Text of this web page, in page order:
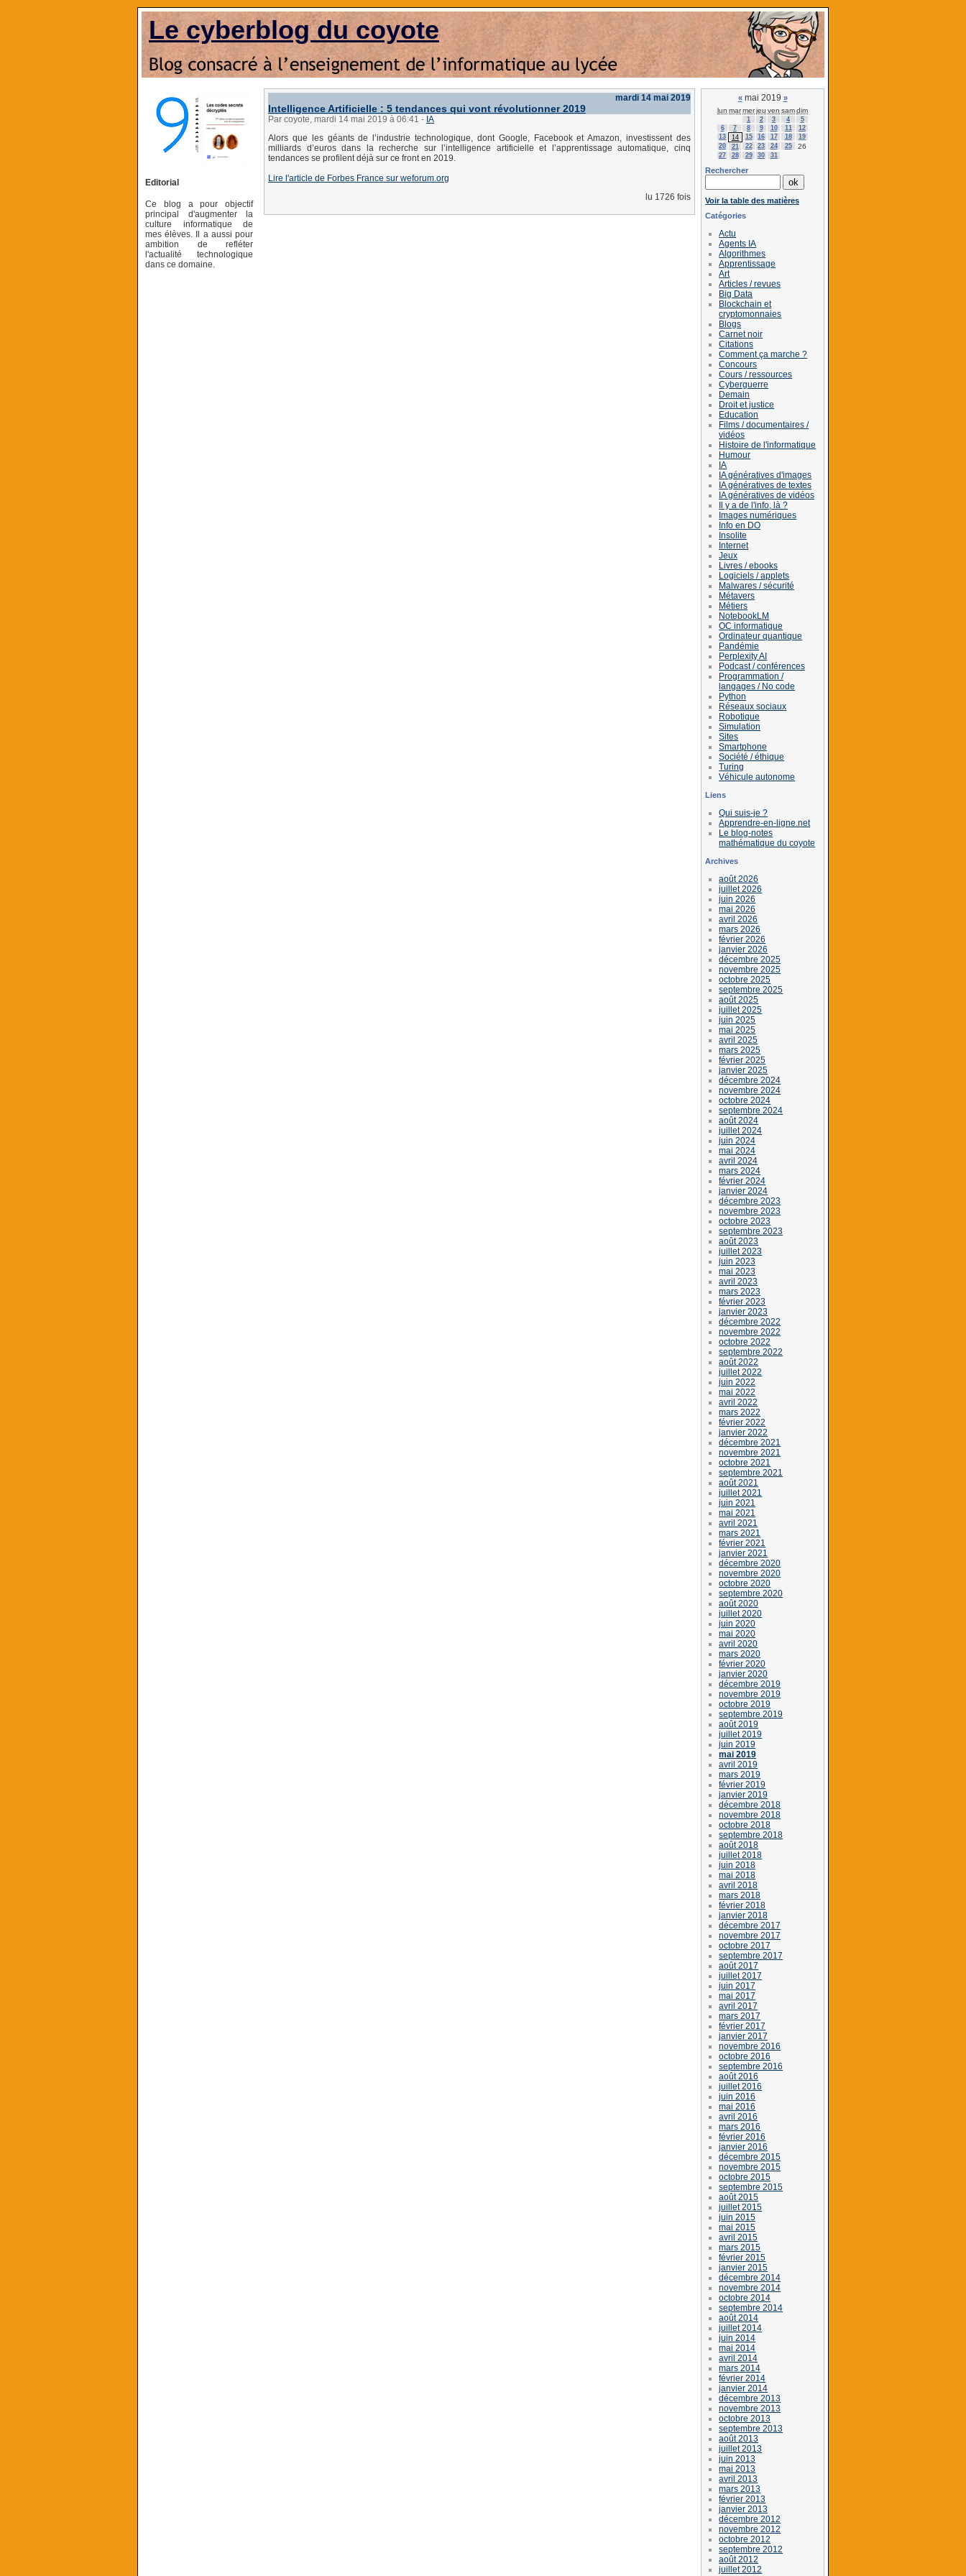
Le cyberblog du coyote
Editorial
Ce blog a pour objectif
principal d'augmenter la
culture informatique de
mes élèves. Il a aussi pour
ambition de refléter
l'actualité technologique
dans ce domaine.
mardi 14 mai 2019
Intelligence Artificielle : 5 tendances qui vont révolutionner 2019
Par coyote, mardi 14 mai 2019 à 06:41 - IA
Alors que les géants de l’industrie technologique, dont Google, Facebook et Amazon, investissent des
milliards d’euros dans la recherche sur l’intelligence artificielle et l’apprentissage automatique, cinq
tendances se profilent déjà sur ce front en 2019.
Lire l'article de Forbes France sur weforum.org
lu 1726 fois
«mai 2019 »
lun marmerjeu ven samdim
1 2 3 4
5
6
7 8 9 10 11
12
13
14 15 16 17 18
19
20
21 22 23 24 25 26
27 28 29 30 31
Rechercher
Voir la table des matières
Catégories
Actu
Agents IA
Algorithmes
Apprentissage
Art
Articles / revues
Big Data
Blockchain et
cryptomonnaies
Blogs
Carnet noir
Citations
Comment ça marche ?
Concours
Cours / ressources
Cyberguerre
Demain
Droit et justice
Education
Films / documentaires /
vidéos
Histoire de l'informatique
Humour
IA
IA génératives d'images
IA génératives de textes
IA génératives de vidéos
Il y a de l'info, là ?
Images numériques
Info en DO
Insolite
Internet
Jeux
Livres / ebooks
Logiciels / applets
Malwares / sécurité
Métavers
Métiers
NotebookLM
OC informatique
Ordinateur quantique
Pandémie
Perplexity AI
Podcast / conférences
Programmation /
langages / No code
Python
Réseaux sociaux
Robotique
Simulation
Sites
Smartphone
Société / éthique
Turing
Véhicule autonome
Liens
Qui suis-je ?
Apprendre-en-ligne.net
Le blog-notes
mathématique du coyote
Archives
août 2026
juillet 2026
juin 2026
mai 2026
avril 2026
mars 2026
février 2026
janvier 2026
décembre 2025
novembre 2025
octobre 2025
septembre 2025
août 2025
juillet 2025
juin 2025
mai 2025
avril 2025
mars 2025
février 2025
janvier 2025
décembre 2024
novembre 2024
octobre 2024
septembre 2024
août 2024
juillet 2024
juin 2024
mai 2024
avril 2024
mars 2024
février 2024
janvier 2024
décembre 2023
novembre 2023
octobre 2023
septembre 2023
août 2023
juillet 2023
juin 2023
mai 2023
avril 2023
mars 2023
février 2023
janvier 2023
décembre 2022
novembre 2022
octobre 2022
septembre 2022
août 2022
juillet 2022
juin 2022
mai 2022
avril 2022
mars 2022
février 2022
janvier 2022
décembre 2021
novembre 2021
octobre 2021
septembre 2021
août 2021
juillet 2021
juin 2021
mai 2021
avril 2021
mars 2021
février 2021
janvier 2021
décembre 2020
novembre 2020
octobre 2020
septembre 2020
août 2020
juillet 2020
juin 2020
mai 2020
avril 2020
mars 2020
février 2020
janvier 2020
décembre 2019
novembre 2019
octobre 2019
septembre 2019
août 2019
juillet 2019
juin 2019
mai 2019
avril 2019
mars 2019
février 2019
janvier 2019
décembre 2018
novembre 2018
octobre 2018
septembre 2018
août 2018
juillet 2018
juin 2018
mai 2018
avril 2018
mars 2018
février 2018
janvier 2018
décembre 2017
novembre 2017
octobre 2017
septembre 2017
août 2017
juillet 2017
juin 2017
mai 2017
avril 2017
mars 2017
février 2017
janvier 2017
novembre 2016
octobre 2016
septembre 2016
août 2016
juillet 2016
juin 2016
mai 2016
avril 2016
mars 2016
février 2016
janvier 2016
décembre 2015
novembre 2015
octobre 2015
septembre 2015
août 2015
juillet 2015
juin 2015
mai 2015
avril 2015
mars 2015
février 2015
janvier 2015
décembre 2014
novembre 2014
octobre 2014
septembre 2014
août 2014
juillet 2014
juin 2014
mai 2014
avril 2014
mars 2014
février 2014
janvier 2014
décembre 2013
novembre 2013
octobre 2013
septembre 2013
août 2013
juillet 2013
juin 2013
mai 2013
avril 2013
mars 2013
février 2013
janvier 2013
décembre 2012
novembre 2012
octobre 2012
septembre 2012
août 2012
juillet 2012